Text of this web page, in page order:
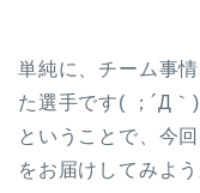
単純に、チーム事
た選手です( ；´Д｀)
ということで、今
をお届けしてみよ